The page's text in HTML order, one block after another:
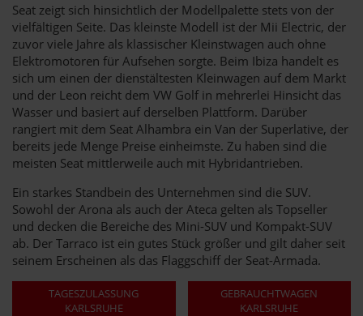
Seat zeigt sich hinsichtlich der Modellpalette stets von der
vielfältigen Seite. Das kleinste Modell ist der Mii Electric, der
zuvor viele Jahre als klassischer Kleinstwagen auch ohne
Elektromotoren für Aufsehen sorgte. Beim Ibiza handelt es
sich um einen der dienstältesten Kleinwagen auf dem Markt
und der Leon reicht dem VW Golf in mehrerlei Hinsicht das
Wasser und basiert auf derselben Plattform. Darüber
rangiert mit dem Seat Alhambra ein Van der Superlative, der
bereits jede Menge Preise einheimste. Zu haben sind die
meisten Seat mittlerweile auch mit Hybridantrieben.
Ein starkes Standbein des Unternehmen sind die SUV.
Sowohl der Arona als auch der Ateca gelten als Topseller
und decken die Bereiche des Mini-SUV und Kompakt-SUV
ab. Der Tarraco ist ein gutes Stück größer und gilt daher seit
seinem Erscheinen als das Flaggschiff der Seat-Armada.
TAGESZULASSUNG
KARLSRUHE
GEBRAUCHTWAGEN
KARLSRUHE